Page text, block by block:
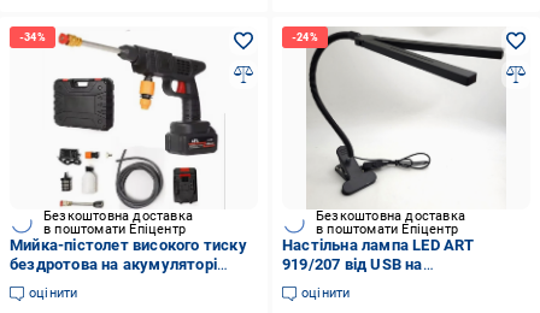
Безкоштовна доставка
в поштомати Епіцентр
Мийка-пістолет високого тиску
бездротова на акумуляторі
MDHL 8106 48V та кейс ART 8106
(MOIKA 8106)
оцінити
Безкоштовна доставка
в поштомати Епіцентр
Настільна лампа LED ART
919/207 від USB на
прищіпці/USB/гнучка/2 плафони
(LAMP 207 919)
оцінити